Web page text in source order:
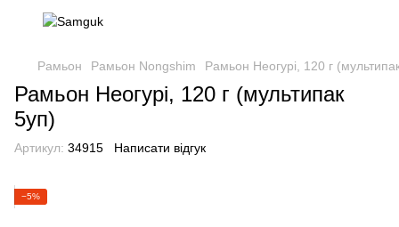
Рамьон Рамьон Nongshim Рамьон Неогурі, 120 г
Рамьон Неогурі, 120 г (мультипак
5уп)
Артикул: 34915 Написати відгук
−5%